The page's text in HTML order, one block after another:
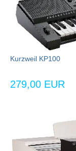
Kurzweil KP100
279,00 EUR